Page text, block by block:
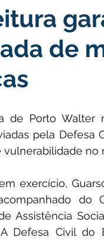
Políticas Públicas
Eleições
Saúde Aniversário
de
de Porto Walter
pela Defesa
vulnerabilidade no
exercício,
do
Assistência
Defesa Civil do